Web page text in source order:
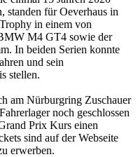
standen für Oeverhaus in
in einem von
M4 GT4 sowie der
In beiden Serien konnte
und sein
stellen.
am Nürburgring Zuschauer
noch geschlossen
Prix Kurs einen
sind auf der Webseite
erwerben.